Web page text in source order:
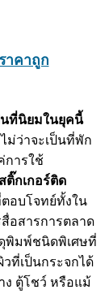
าคาถูก
นที่นิยมในยุคนี้
ม่ว่าจะเป็นที่พัก
การใช้
ติ๊กเกอร์ติด
อบโจทย์ทั้งใน
อสารการตลาด
พิมพ์ชนิดพิเศษที่
ที่เป็นกระจกได้
ง ตู้โชว์ หรือแม้